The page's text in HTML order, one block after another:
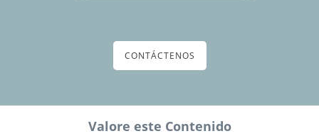
CONTÁCTENOS
Valore este Contenido